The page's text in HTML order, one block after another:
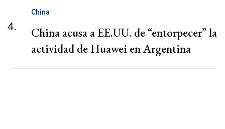
4.
China
China acusa a EE.UU. de “entorpecer” la
actividad de Huawei en Argentina